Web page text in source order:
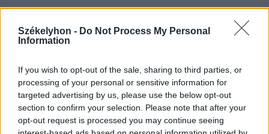
Székelyhon - Do Not Process My Personal
Information
If you wish to opt-out of the sale, sharing to third parties, or
processing of your personal or sensitive information for
targeted advertising by us, please use the below opt-out
section to confirm your selection. Please note that after your
opt-out request is processed you may continue seeing
Hasznos